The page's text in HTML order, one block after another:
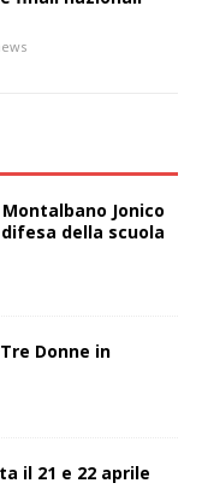
Jonico
della scuola
Donne in
il 21 e 22 aprile